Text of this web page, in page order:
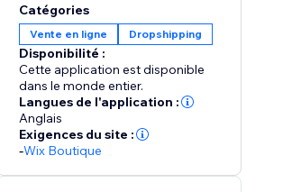
Catégories
Vente en ligne Dropshipping
Disponibilité :
Cette application est disponible
dans le monde entier.
Langues de l'application :
Anglais
Exigences du site :
-Wix Boutique